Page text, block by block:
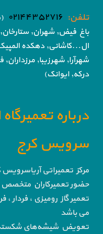
تلفن: ۰۲۱۴۴۳۵۲۷۱۶
باغ فیض, شهران,
ال...کاشانی, دهکده
شهرآرا, شهرزیبا,
درکه, ایوانک)
درباره تعمیرگاه
سرویس کرج
مرکز تعمیراتی آریاسرویس
حضور تعمیرکاران متخصص
تعمیر گاز رومیزی ، فردار
می باشد
تعویض شیشه‌های شکسته